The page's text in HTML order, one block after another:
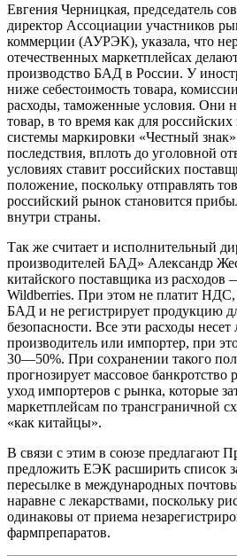
Евгения Черницкая, председатель
директор Ассоциации участников
коммерции (АУРЭК), указала, что
отечественных маркетплейсах
производство БАД в России. У
ниже себестоимость товара,
расходы, таможенные условия. Они
товар, в то время как для
системы маркировки «Честный знак»
последствия, вплоть до уголовной
условиях ставит российских
положение, поскольку отправлять
российский рынок становится
внутри страны.
Так же считает и исполнительный
производителей БАД» Александр
китайского поставщика из расходов
Wildberries. При этом не платит
БАД и не регистрирует продукцию
безопасности. Все эти расходы
производитель или импортер, при
30—50%. При сохранении такого
прогнозирует массовое
уход импортеров с рынка, которые
маркетплейсам по трансграничной
«как китайцы».
В связи с этим в союзе предлагают
предложить ЕЭК расширить список
пересылке в международных
наравне с лекарствами, поскольку
одинаковы от приема
фармпрепаратов.